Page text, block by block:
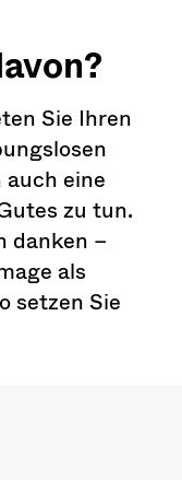
Sie Ihren
eine
zu tun.
danken –
als
setzen Sie